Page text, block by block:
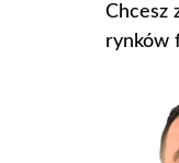
Chcesz
rynków